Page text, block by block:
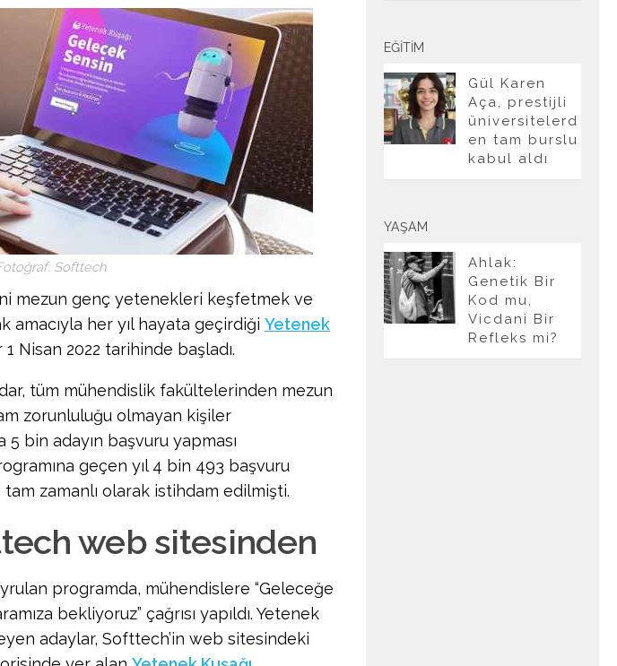
Softtech
mezun genç yetenekleri keşfetmek ve
amacıyla her yıl hayata geçirdiği Yetenek
Nisan 2022 tarihinde başladı.
tüm mühendislik fakültelerinden mezun
zorunluluğu olmayan kişiler
bin adayın başvuru yapması
geçen yıl 4 bin 493 başvuru
zamanlı olarak istihdam edilmişti.
web sitesinden
programda, mühendislere “Geleceğe
bekliyoruz” çağrısı yapıldı. Yetenek
adaylar, Softtech’in web sitesindeki
EĞITIM
Gül Karen
Aça, prestijli
üniversitelerd
en tam burslu
kabul aldı
YAŞAM
Ahlak:
Genetik Bir
Kod mu,
Vicdani Bir
Refleks mi?